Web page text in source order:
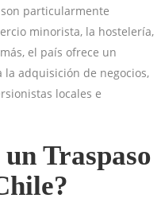
particularmente
minorista, la hostelería,
el país ofrece un
adquisición de negocios,
locales e
Traspaso